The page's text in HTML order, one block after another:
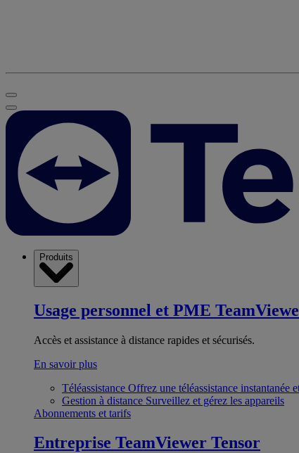
Produits
Usage personnel et PME
Accès et assistance à distance rapides et sécurisés.
En savoir plus
Téléassistance Offrez une téléassistance instantanée
Gestion à distance Surveillez et gérez les appareils
Abonnements et tarifs
Entreprise TeamViewer Tensor